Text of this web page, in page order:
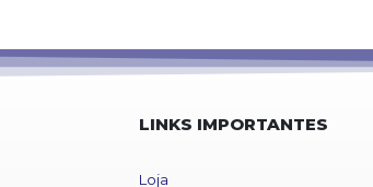
LINKS IMPORTANTES
Loja